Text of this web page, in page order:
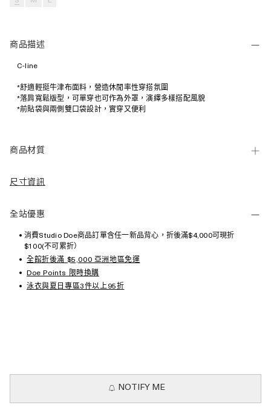
商品描述
C-line
*舒適輕挺牛津布面料，營造休閒率性穿搭氛圍
*落肩寬鬆版型，可單穿也可作為外罩，演繹多樣搭配風貌
*前貼袋與兩側雙口袋設計，實穿又便利
商品材質
尺寸資訊
全站優惠
消費Studio Doe商品訂單含任一新品背心，折後滿$4,000可現折
$100(不可累折）
全館折後滿 $5,000 亞洲地區免運
Doe Points 限時換購
泳衣與夏日專區3件以上95折
NOTIFY ME